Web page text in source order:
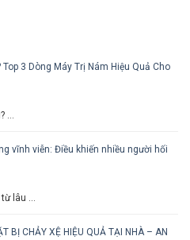
Top 3 Dòng Máy Trị Nám Hiệu Quả Cho
…
vĩnh viễn: Điều khiến nhiều người hối
từ lâu …
BỊ CHẢY XỆ HIỆU QUẢ TẠI NHÀ – AN